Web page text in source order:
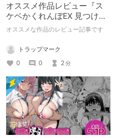
オススメ作品レビュー『ス
ケベかくれんぼEX 見つけた
女はオレの命令を断れな
オススメな作品のレビュー記事です
トラップマーク
0
0 2分